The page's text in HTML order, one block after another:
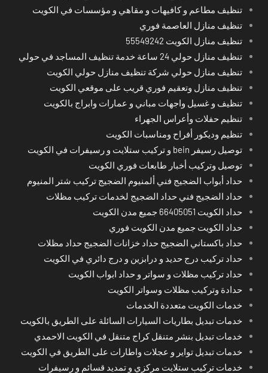
تنظيف مطاعم و كافيهات و مقاهي و مؤسسات في الكويت
تنظيف منازل العاصمة فوري
تنظيف منازل الكويت 55549242
تنظيف منازل حولي 24 ساعة خدمة تنظيف المساجد في حولي
تنظيف منازل حولي شركة تنظيف منازل حولي الكويت
تنظيف منازل وتعقيم فوري قريب على موقعي الكويت
تنظيف و غسيل واجهات مباني و عمارات وابراج بالكويت
تنظيم حفلات وأعراس الجهراء
تنظيم وديكور أفراح ومناسبات الكويت
توصيل رسيفر bein و تركيب ستلايت و رسيفرات في الكويت
توصيل وتركيب أخبار طابعات فوري الكويت
حداد أبواب الضجيج فني ألمنيوم الضجيج تركيب شتر المنيوم
حداد الضجيج فني حداد الضجيج لخدمات تركيب مظلات
حداد الكويت 66405051 جميع مدن الكويت
حداد الكويت جميع مدن الكويت فوري
حداد باكستاني الضجيج حداد خزانات الضجيج حداد مظلات
حداد تركيب درج حديد و درابزين و درج دائري في الكويت
حداد تركيب مظلات و سواتر و حداد ابواب الكويت
حدادة وتركيب مظلات وسواتر الكويت
خدمات الكويت متعددة الخدمات
خدمات تبديل بطاريات السيارات السائلة على الطريق بالكويت
خدمات تبديل بنشر متنقل كراج متنقل في الكويت الاحمدي
خدمات تبديل تواير و عجلات واطارات على الطريق في الكويت
خدمات تركيب ستلايت مركزي و تمديد قسائم و رسيفرات